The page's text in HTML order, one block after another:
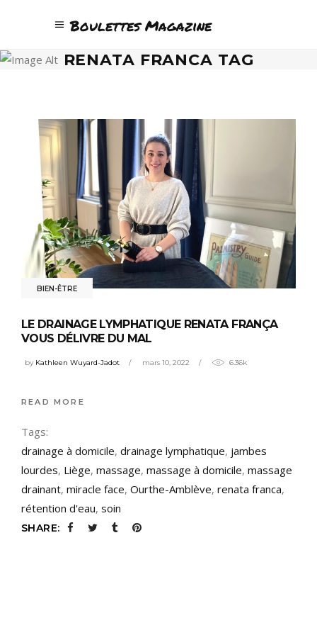
Boulettes Magazine
RENATA FRANCA TAG
BIEN-ÊTRE
LE DRAINAGE LYMPHATIQUE RENATA FRANÇA
VOUS DÉLIVRE DU MAL
by Kathleen Wuyard-Jadot mars 10, 2022 6.36k
READ MORE
Tags:
drainage à domicile, drainage lymphatique, jambes
lourdes, Liège, massage, massage à domicile, massage
drainant, miracle face, Ourthe-Amblève, renata franca,
rétention d'eau, soin
SHARE: